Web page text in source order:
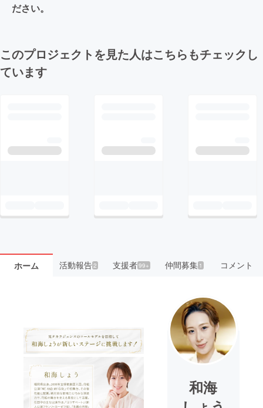
ださい。
このプロジェクトを見た人はこちらもチェックし
ています
ホーム 活動報告2 支援者99+ 仲間募集 1 コメント
和海